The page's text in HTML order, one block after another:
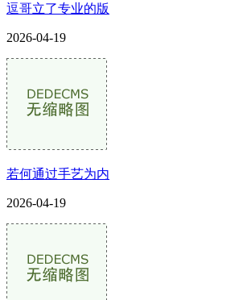
逗哥立了专业的版
2026-04-19
若何通过手艺为内
2026-04-19